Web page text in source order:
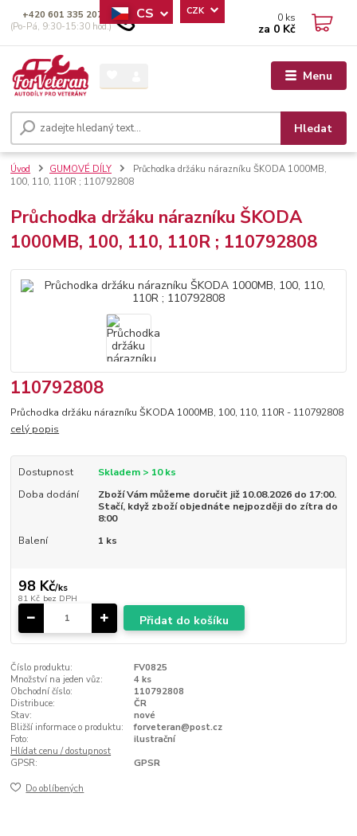
Menu
CS CZK
Hledat
+420 601 335 207
(Po-Pá, 9:30-15:30 hod.)
0 ks
za 0 Kč
Úvod GUMOVÉ DÍLY
Průchodka držáku nárazníku ŠKODA 1000MB,
100, 110, 110R ; 110792808
Průchodka držáku nárazníku ŠKODA
1000MB, 100, 110, 110R ; 110792808
110792808
Průchodka držáku nárazníku ŠKODA 1000MB, 100, 110, 110R - 110792808
celý popis
Dostupnost
Skladem > 10 ks
Doba dodání
Zboží Vám můžeme doručit již 10.08.2026 do 17:00.
Stačí, když zboží objednáte nejpozději do zítra do
8:00
Balení
1 ks
98 Kč/ks
81 Kč bez DPH
Přidat do košíku
Číslo produktu:
FV0825
Množství na jeden vůz:
4 ks
Obchodní číslo:
110792808
Distribuce:
ČR
Stav:
nové
Bližší informace o produktu:
forveteran@post.cz
Foto:
ilustrační
Hlídat cenu / dostupnost
GPSR:
GPSR
Do oblíbených